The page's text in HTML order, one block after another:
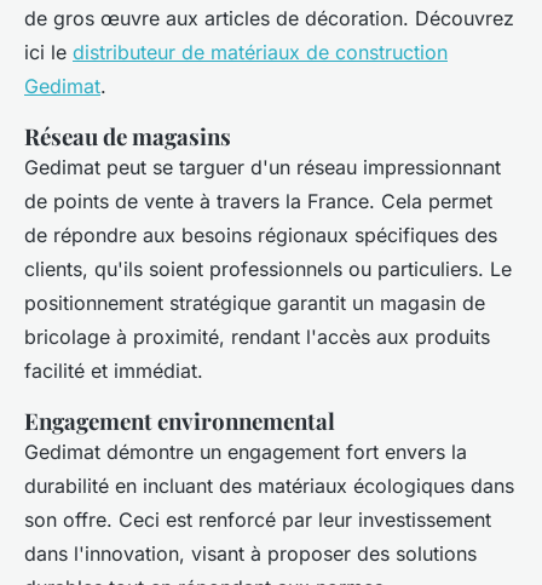
de gros œuvre aux articles de décoration. Découvrez
ici le distributeur de matériaux de construction
Gedimat.
Réseau de magasins
Gedimat peut se targuer d'un réseau impressionnant
de points de vente à travers la France. Cela permet
de répondre aux besoins régionaux spécifiques des
clients, qu'ils soient professionnels ou particuliers. Le
positionnement stratégique garantit un magasin de
bricolage à proximité, rendant l'accès aux produits
facilité et immédiat.
Engagement environnemental
Gedimat démontre un engagement fort envers la
durabilité en incluant des matériaux écologiques dans
son offre. Ceci est renforcé par leur investissement
dans l'innovation, visant à proposer des solutions